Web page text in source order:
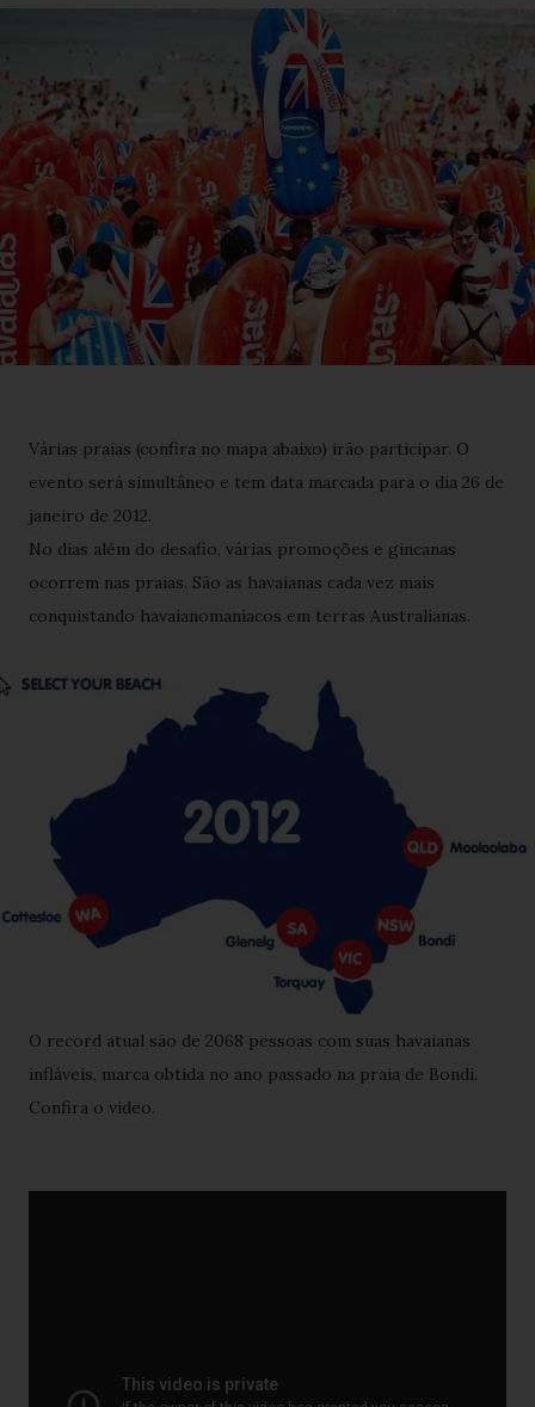
Várias praias (confira no mapa abaixo) irão participar. O
evento será simultâneo e tem data marcada para o dia 26 de
janeiro de 2012.
No dias além do desafio, várias promoções e gincanas
ocorrem nas praias. São as havaianas cada vez mais
conquistando havaianomaníacos em terras Australianas.
O record atual são de 2068 pessoas com suas havaianas
infláveis, marca obtida no ano passado na praia de Bondi.
Confira o vídeo.